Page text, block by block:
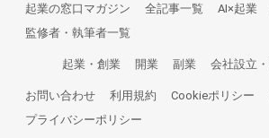
起業の窓口マガジン 全記事一覧 AI×起業
監修者・執筆者一覧
起業・創業 開業 副業 会社設立
お問い合わせ 利用規約 Cookieポリシー
プライバシーポリシー